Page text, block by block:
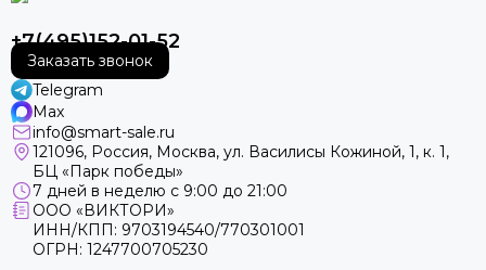
+7(495)152-01-52
Заказать звонок
Telegram
Max
info@smart-sale.ru
121096, Россия, Москва, ул. Василисы Кожиной, 1, к. 1,
БЦ «Парк победы»
7 дней в неделю с 9:00 до 21:00
ООО «ВИКТОРИ»
ИНН/КПП: 9703194540/770301001
ОГРН: 1247700705230